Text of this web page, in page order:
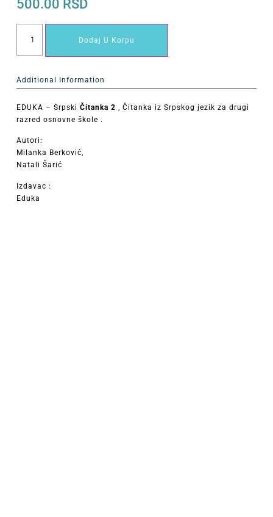
500.00 RSD
Dodaj U Korpu
Additional Information
EDUKA – Srpski Čitanka 2 , Čitanka iz Srpskog jezik za drugi
razred osnovne škole .
Autori:
Milanka Berković,
Natali Šarić
Izdavac :
Eduka